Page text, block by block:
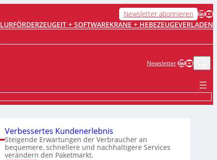
Newsletter abonnieren LinkedIn YouTube
IT + SOFTWAREKRANE + HEBEZEUGEVERLADEN
NewsletterLinkedIn
Verbessertes Kundenerlebnis
Steigende Erwartungen der Verbraucher an
bequemere, schnellere und nachhaltigere Services
verändern den Paketmarkt.